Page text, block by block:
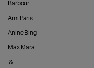
Barbour
Ami Paris
Anine Bing
Max Mara
&